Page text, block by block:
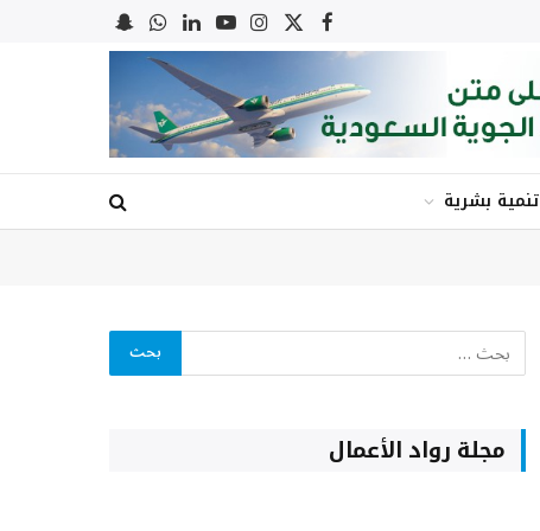
فيسبوك
X
(Twitter)
الانستغرام
يوتيوبلينكدإنواتسابSnapchat
تنمية بشرية
مجلة رواد الأعمال